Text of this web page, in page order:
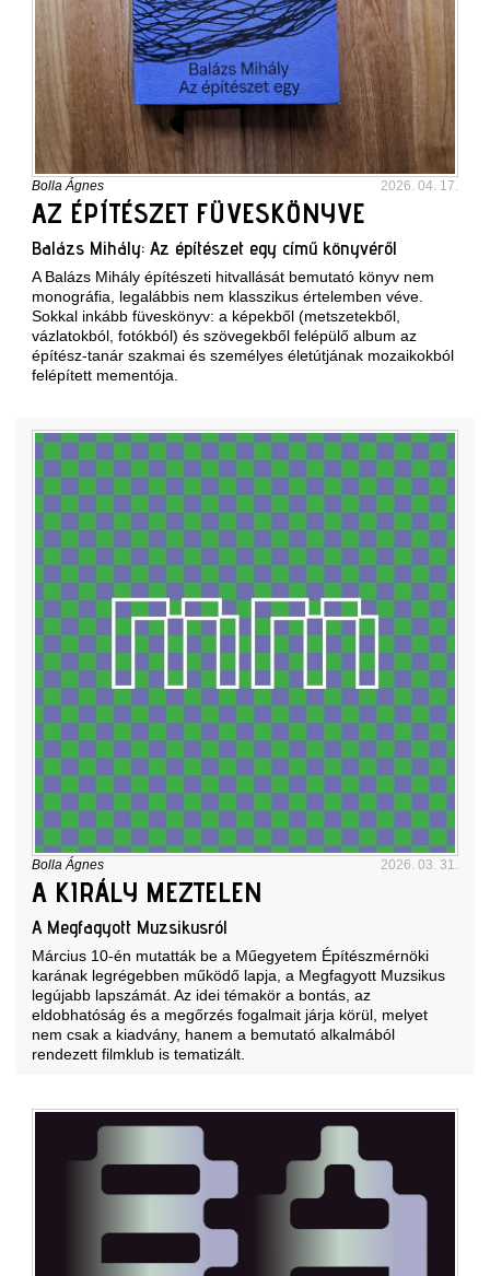
Bolla Ágnes 2026. 04. 17.
AZ ÉPÍTÉSZET FÜVESKÖNYVE
Balázs Mihály: Az építészet egy című könyvéről
A Balázs Mihály építészeti hitvallását bemutató könyv nem
monográfia, legalábbis nem klasszikus értelemben véve.
Sokkal inkább füveskönyv: a képekből (metszetekből,
vázlatokból, fotókból) és szövegekből felépülő album az
építész-tanár szakmai és személyes életútjának mozaikokból
felépített mementója.
Bolla Ágnes 2026. 03. 31.
A KIRÁLY MEZTELEN
A Megfagyott Muzsikusról
Március 10-én mutatták be a Műegyetem Építészmérnöki
karának legrégebben működő lapja, a Megfagyott Muzsikus
legújabb lapszámát. Az idei témakör a bontás, az
eldobhatóság és a megőrzés fogalmait járja körül, melyet
nem csak a kiadvány, hanem a bemutató alkalmából
rendezett filmklub is tematizált.